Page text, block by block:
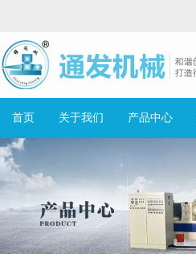
首页 关于我们 产品中心